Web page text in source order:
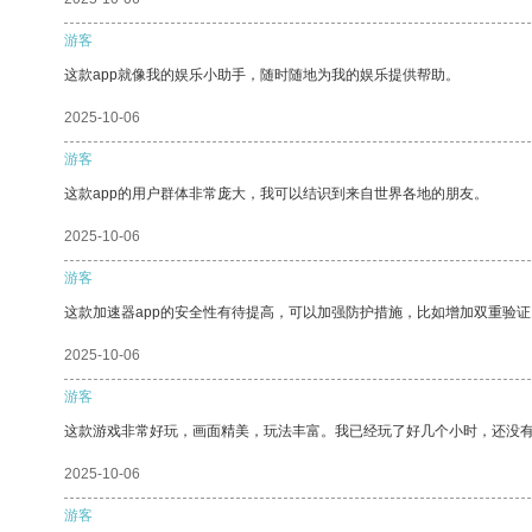
游客
这款app就像我的娱乐小助手，随时随地为我的娱乐提供帮助。
2025-10-06
游客
这款app的用户群体非常庞大，我可以结识到来自世界各地的朋友。
2025-10-06
游客
这款加速器app的安全性有待提高，可以加强防护措施，比如增加双重验证
2025-10-06
游客
这款游戏非常好玩，画面精美，玩法丰富。我已经玩了好几个小时，还没有
2025-10-06
游客